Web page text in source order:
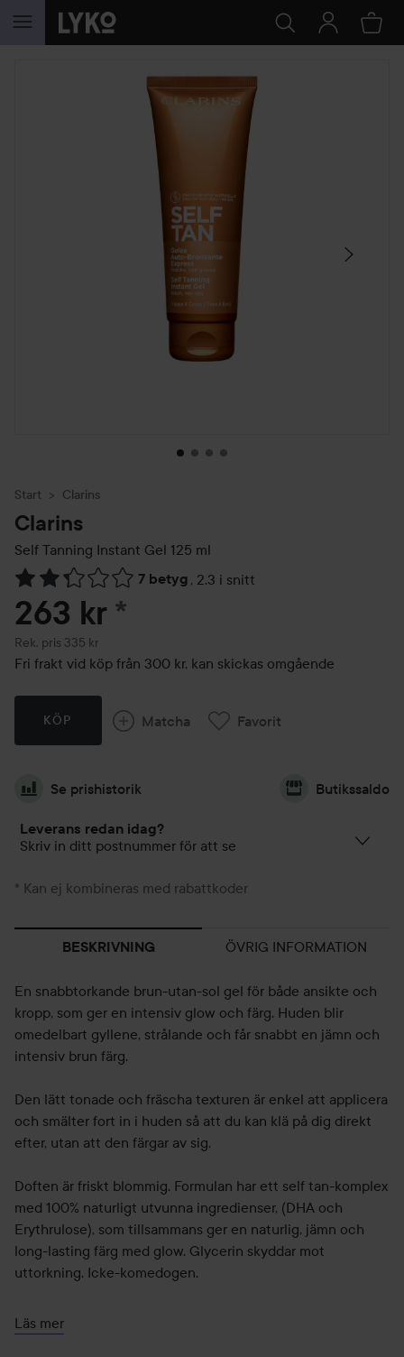
HOPPA TILL INNEHÅLLET
HOPPA ÖVER SEKTIONEN
Start Clarins
Clarins
Self Tanning Instant Gel 125 ml
7 betyg , 2.3 i snitt
Hoppa till Betyg & kommentarer
263 kr *
Rek. pris 335 kr
Rekommenderat pris 335 kr
Fri frakt vid köp från 300 kr, kan skickas omgående
KÖP Matcha Favorit
Se prishistorik Butikssaldo
Leverans redan idag?
Skriv in ditt postnummer för att se
* Kan ej kombineras med rabattkoder
BESKRIVNING ÖVRIG INFORMATION
En snabbtorkande brun-utan-sol gel för både ansikte och
kropp, som ger en intensiv glow och färg. Huden blir
omedelbart gyllene, strålande och får snabbt en jämn och
intensiv brun färg.
Den lätt tonade och fräscha texturen är enkel att applicera
och smälter fort in i huden så att du kan klä på dig direkt
efter, utan att den färgar av sig.
Doften är friskt blommig. Formulan har ett self tan-komplex
med 100% naturligt utvunna ingredienser, (DHA och
Erythrulose), som tillsammans ger en naturlig, jämn och
long-lasting färg med glow. Glycerin skyddar mot
uttorkning. Icke-komedogen.
- Intensiv jämn färg
- Snabbtorkande
Läs mer